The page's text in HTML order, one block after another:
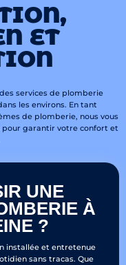
ET
services de plomberie
les environs. En tant
de plomberie, nous vous
pour garantir votre confort et
UNE
À
?
installée et entretenue
sans tracas. Que